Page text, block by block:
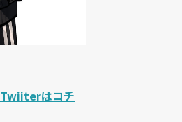
Twiiterはコチ